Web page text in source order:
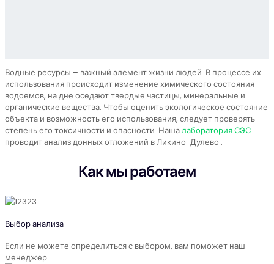
Водные ресурсы – важный элемент жизни людей. В процессе их
использования происходит изменение химического состояния
водоемов, на дне оседают твердые частицы, минеральные и
органические вещества. Чтобы оценить экологическое состояние
объекта и возможность его использования, следует проверять
степень его токсичности и опасности. Нашалаборатория СЭС
проводит анализ донных отложений в Ликино-Дулево .
Как мы работаем
Выбор анализа
Если не можете определиться с выбором, вам поможет наш
менеджер